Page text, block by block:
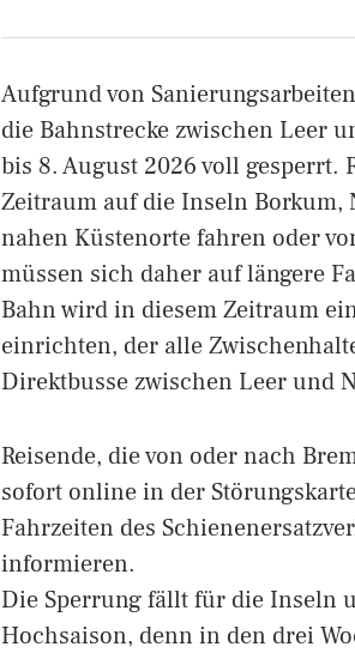
Aufgrund von
die Bahnstrecke zwischen Leer
bis 8. August 2026 voll gesperrt.
Zeitraum auf die Inseln Borkum,
nahen Küstenorte fahren oder
müssen sich daher auf längere
Bahn wird in diesem Zeitraum
einrichten, der alle
Direktbusse zwischen Leer und
Reisende, die von oder nach
sofort online in der
Fahrzeiten des
informieren.
Die Sperrung fällt für die Inseln
Hochsaison, denn in den drei